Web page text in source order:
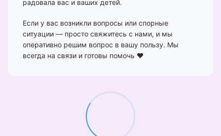
радовала вас и ваших детей.
Если у вас возникли вопросы или спорные
ситуации — просто свяжитесь с нами, и мы
оперативно решим вопрос в вашу пользу. Мы
всегда на связи и готовы помочь ❤️